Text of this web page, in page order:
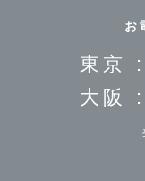
お
東京 :
大阪 :